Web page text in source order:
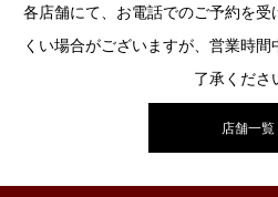
各店舗にて、お電話でのご予約を
くい場合がございますが、営業時
了承くださ
店舗一覧